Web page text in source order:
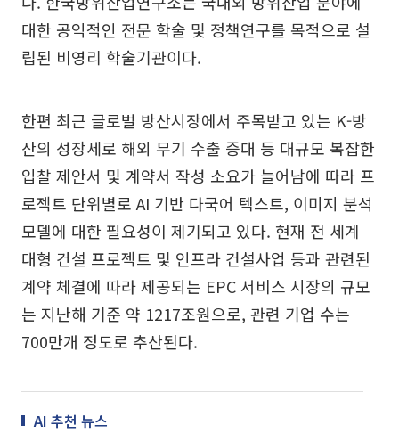
대한 공익적인 전문 학술 및 정책연구를 목적으로 설
립된 비영리 학술기관이다.
한편 최근 글로벌 방산시장에서 주목받고 있는 K-방
산의 성장세로 해외 무기 수출 증대 등 대규모 복잡한
입찰 제안서 및 계약서 작성 소요가 늘어남에 따라 프
로젝트 단위별로 AI 기반 다국어 텍스트, 이미지 분석
모델에 대한 필요성이 제기되고 있다. 현재 전 세계
대형 건설 프로젝트 및 인프라 건설사업 등과 관련된
계약 체결에 따라 제공되는 EPC 서비스 시장의 규모
는 지난해 기준 약 1217조원으로, 관련 기업 수는
700만개 정도로 추산된다.
AI 추천 뉴스